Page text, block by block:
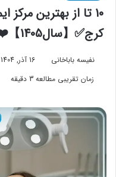
10 تا از بهترین
کرج✅【سال1405】❤️
نفیسه باباخانی 16 آذر, 1404
زمان تقریبی مطالعه 3 دقیقه